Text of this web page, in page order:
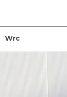
Wrc